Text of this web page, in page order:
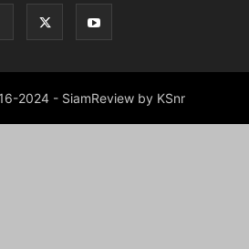
2024 - SiamReview by KSnr